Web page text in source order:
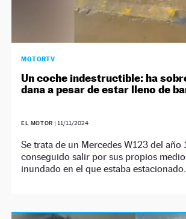
MOTORTV
Un coche indestructible: ha
dana a pesar de estar lleno de
EL MOTOR | 11/11/2024
Se trata de un Mercedes W123 del año
conseguido salir por sus propios
inundado en el que estaba estacionado.